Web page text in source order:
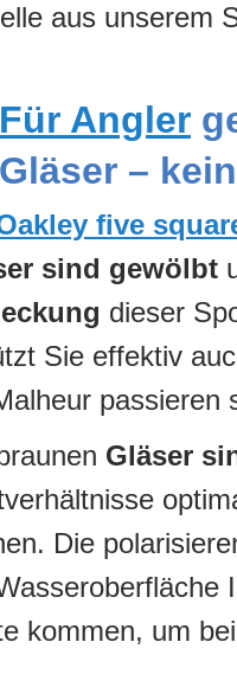
aus unserem
Für Angler
Gläser –
five
sind gewölbt
dieser
Sie effektiv
passieren
Gläser
Die
kommen, um